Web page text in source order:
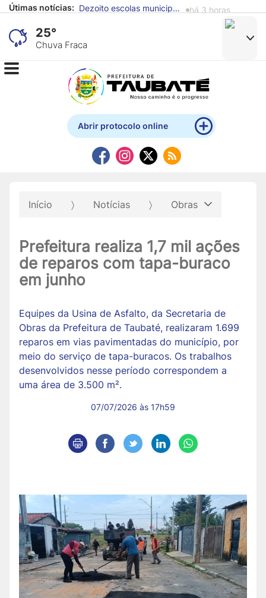
Útimas notícias:
Obras de saneamento levarão água tratada e coleta de esgoto a mais 2 mil famílias em cinco regiões de Taubaté
há 5 horas
25°
Chuva Fraca
Abrir protocolo online
Início Notícias Obras
Prefeitura realiza 1,7 mil ações
de reparos com tapa-buraco
em junho
Equipes da Usina de Asfalto, da Secretaria de
Obras da Prefeitura de Taubaté, realizaram 1.699
reparos em vias pavimentadas do município, por
meio do serviço de tapa-buracos. Os trabalhos
desenvolvidos nesse período correspondem a
uma área de 3.500 m².
07/07/2026 às 17h59